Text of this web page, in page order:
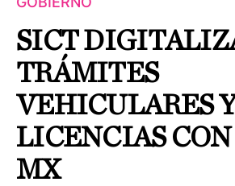
SICT
TRÁMITES
VEHICULARES
LICENCIAS
MX